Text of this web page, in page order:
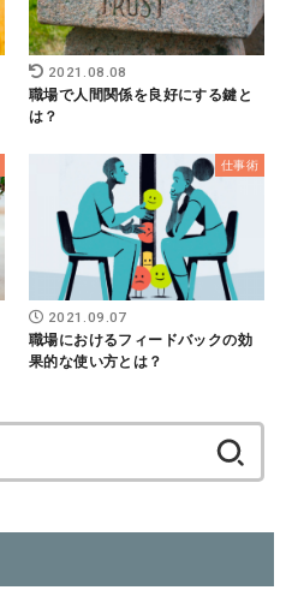
2021.08.08
職場で人間関係を良好にする鍵と
は？
仕事術
2021.09.07
職場におけるフィードバックの効
果的な使い方とは？
索: